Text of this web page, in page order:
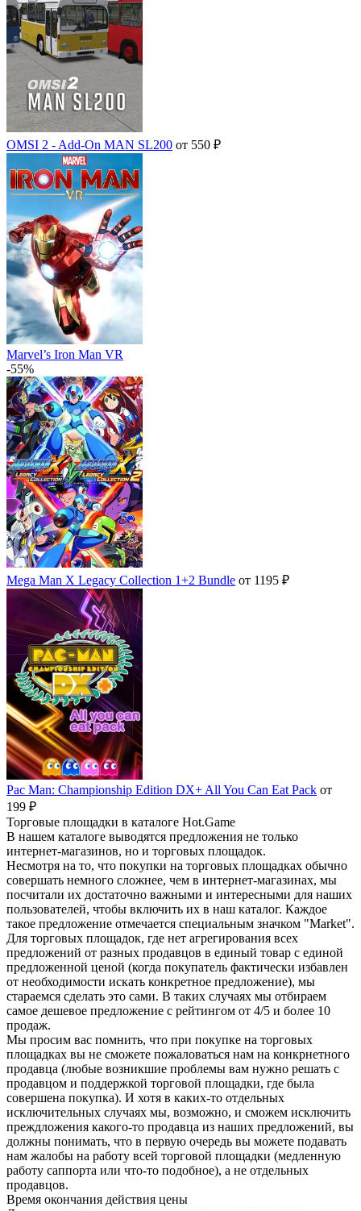
OMSI 2 - Add-On MAN SL200 от 550 ₽
Marvel’s Iron Man VR
-55%
Mega Man X Legacy Collection 1+2 Bundle от 1195 ₽
Pac Man: Championship Edition DX+ All You Can Eat Pack от
199 ₽
Торговые площадки в каталоге Hot.Game
В нашем каталоге выводятся предложения не только
интернет-магазинов, но и торговых площадок.
Несмотря на то, что покупки на торговых площадках обычно
совершать немного сложнее, чем в интернет-магазинах, мы
посчитали их достаточно важными и интересными для наших
пользователей, чтобы включить их в наш каталог. Каждое
такое предложение отмечается специальным значком "Market".
Для торговых площадок, где нет агрегирования всех
предложений от разных продавцов в единый товар с единой
предложенной ценой (когда покупатель фактически избавлен
от необходимости искать конкретное предложение), мы
стараемся сделать это сами. В таких случаях мы отбираем
самое дешевое предложение с рейтингом от 4/5 и более 10
продаж.
Мы просим вас помнить, что при покупке на торговых
площадках вы не сможете пожаловаться нам на конкрнетного
продавца (любые возникшие проблемы вам нужно решать с
продавцом и поддержкой торговой площадки, где была
совершена покупка). И хотя в каких-то отдельных
исключительных случаях мы, возможно, и сможем исключить
преждложения какого-то продавца из наших предложений, вы
должны понимать, что в первую очередь вы можете подавать
нам жалобы на работу всей торговой площадки (медленную
работу саппорта или что-то подобное), а не отдельных
продавцов.
Время окончания действия цены